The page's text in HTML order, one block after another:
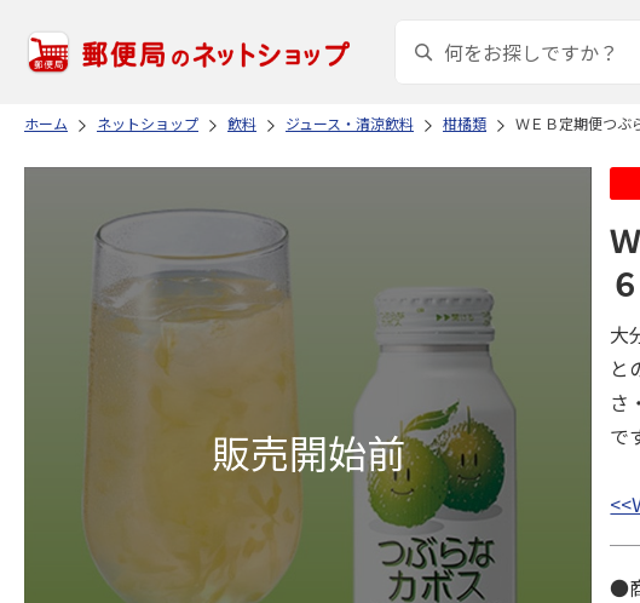
ホーム ネットショップ 飲料 ジュース・清涼飲料 柑橘類 ＷＥＢ定期便つ
大
と
さ
で
<<
●